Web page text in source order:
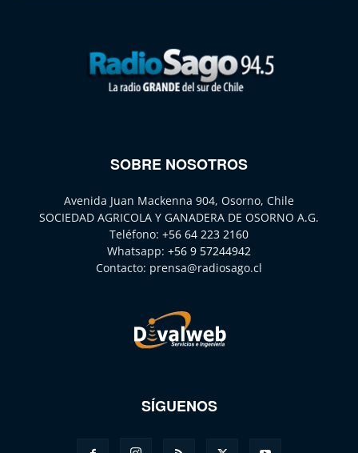
SOBRE NOSOTROS
Avenida Juan Mackenna 904, Osorno, Chile
SOCIEDAD AGRICOLA Y GANADERA DE OSORNO A.G.
Teléfono: +56 64 223 2160
Whatsapp: +56 9 57244942
Contacto: prensa@radiosago.cl
SÍGUENOS